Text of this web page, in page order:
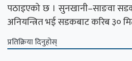
पठाइएको छ । सुनखानी–साङवा सडक
अनियन्त्रित भई सडकबाट करिब ३०
प्रतिक्रिया दिनुहोस्